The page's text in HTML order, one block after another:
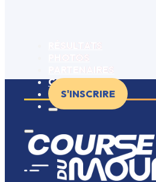
RÉSULTATS
PHOTOS
PARTENAIRES
CONTACT
S'INSCRIRE